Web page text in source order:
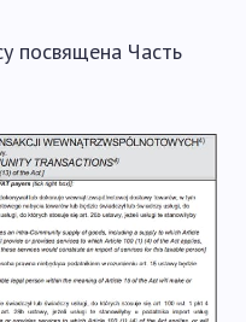
посвящена Часть